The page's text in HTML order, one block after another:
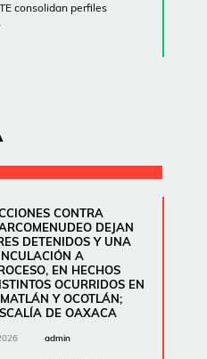
consolidan perfiles
CONTRA
DEJAN
DETENIDOS Y UNA
A
EN HECHOS
OCURRIDOS EN
Y OCOTLÁN;
DE OAXACA
admin